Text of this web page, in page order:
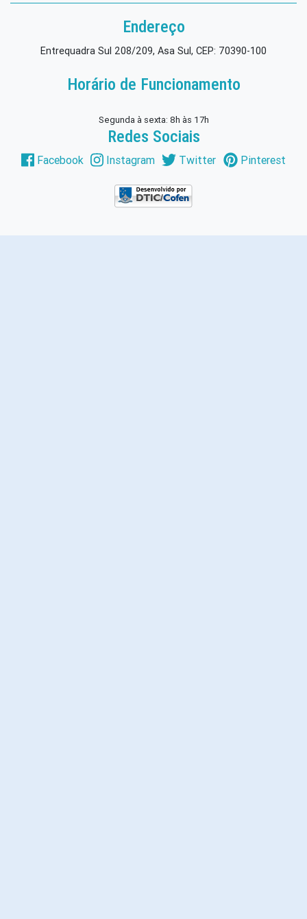
Endereço
Entrequadra Sul 208/209, Asa Sul, CEP: 70390-100
Horário de Funcionamento
Segunda à sexta: 8h às 17h
Redes Sociais
Facebook Instagram Twitter Pinterest